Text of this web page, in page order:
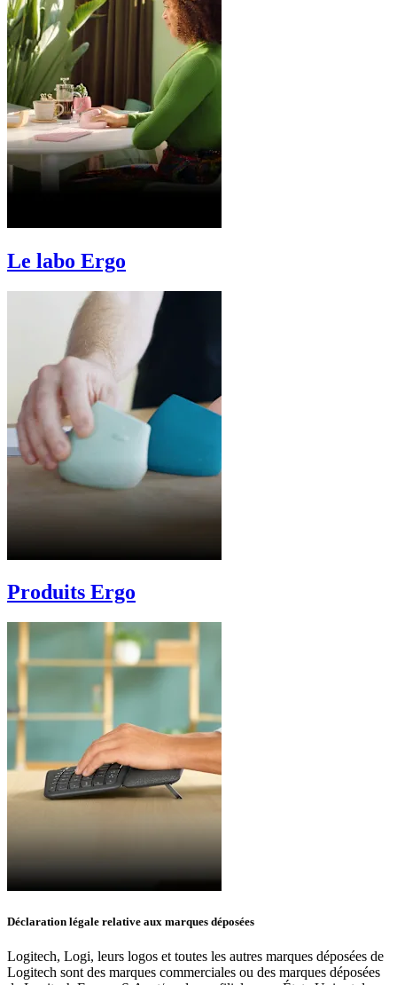
Le labo Ergo
Produits Ergo
Déclaration légale relative aux marques déposées
Logitech, Logi, leurs logos et toutes les autres marques déposées de
Logitech sont des marques commerciales ou des marques déposées